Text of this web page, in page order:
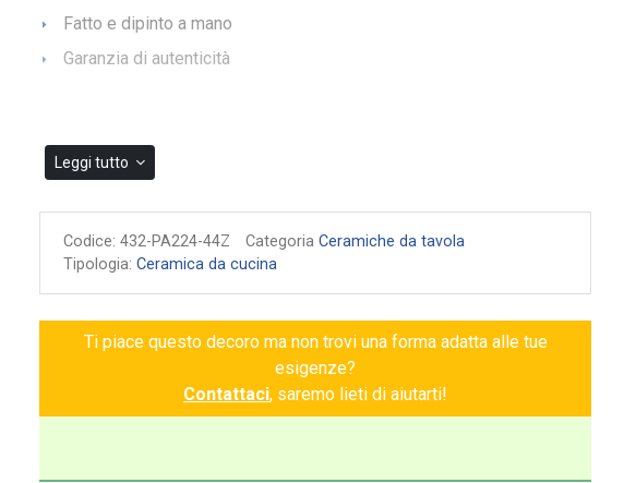
Fatto e dipinto a mano
Garanzia di autenticità
Leggi tutto
Codice:432-PA224-44Z CategoriaCeramiche da tavola
Tipologia:Ceramica da cucina
Ti piace questo decoro ma non trovi una forma adatta alle tue
esigenze?
Contattaci, saremo lieti di aiutarti!